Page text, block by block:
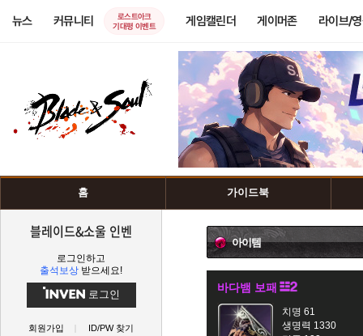
뉴스 커뮤니티
로스트아크
기대평 이벤트
게임캘린더 게이머존 라이브/
홈 가이드북
블레이드&소울 인벤
로그인하고
출석보상 받으세요!
로그인
회원가입 ID/PW 찾기
아이템
바다뱀 보패
치명 61
생명력 1330